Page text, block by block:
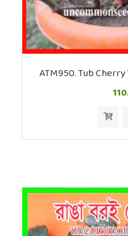
ATM950. Tub